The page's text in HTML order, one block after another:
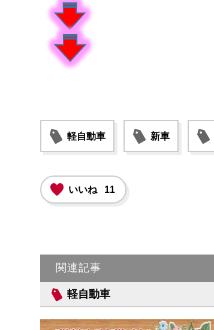
軽自動車 新車
いいね 11
関連記事
軽自動車